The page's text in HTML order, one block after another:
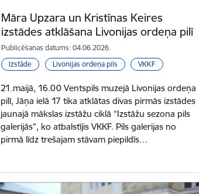
Māra Upzara un Kristīnas Keires
izstādes atklāšana Livonijas ordeņa pilī
Publicēšanas datums: 04.06.2026.
Izstāde
Livonijas ordeņa pils VKKF
21.maijā, 16.00 Ventspils muzejā Livonijas ordeņa
pilī, Jāņa ielā 17 tika atklātas divas pirmās izstādes
jaunajā mākslas izstāžu ciklā “Izstāžu sezona pils
galerijās”, ko atbalstījis VKKF. Pils galerijas no
pirmā līdz trešajam stāvam piepildīs…